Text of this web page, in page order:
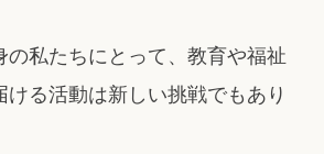
の私たちにとって、教育や福祉
る活動は新しい挑戦でもあり